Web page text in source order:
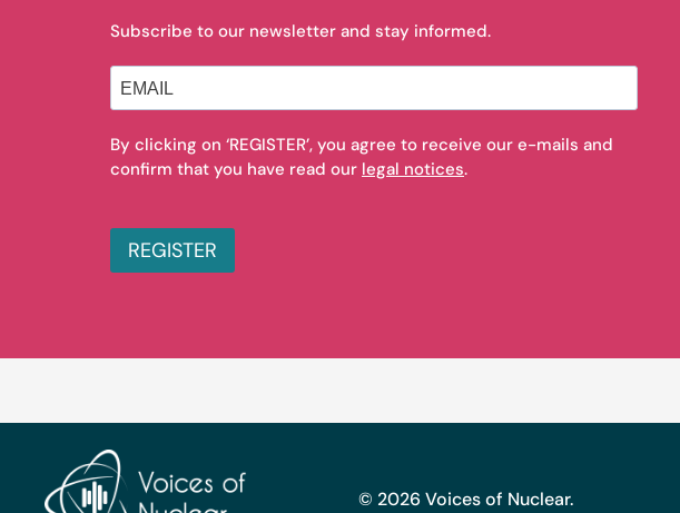
Subscribe to our newsletter and stay informed.
By clicking on ‘REGISTER’, you agree to receive our e-mails and
confirm that you have read our legal notices.
REGISTER
© 2026 Voices of Nuclear.